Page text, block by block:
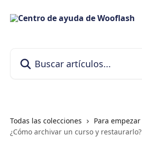
Todas las colecciones
Para empezar
¿Cómo archivar un curso y restaurarlo?